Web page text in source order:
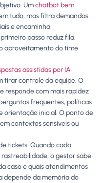
Umchatbot bem
tudo, mas filtra demandas
e encaminha
passo reduz fila,
aproveitamento do time
assistidas por IA
tirar controle da equipe. O
responde com mais rapidez
frequentes, políticas
orientação inicial. O ponto de
contextos sensíveis ou
tickets. Quando cada
o gestor sabe
caso e quais atendimentos
depende da memória do